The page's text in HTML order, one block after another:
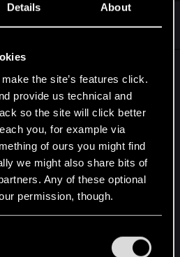
Details About
the site’s features click.
provide us technical and
so the site will click better
you, for example via
of ours you might find
we might also share bits of
Any of these optional
permission, though.
regarding them in the
Fresh user
Dec 20, 2022
оконном режиме, хотя
то стоит
Последующие запуски
положено. Такая фигня
10gb